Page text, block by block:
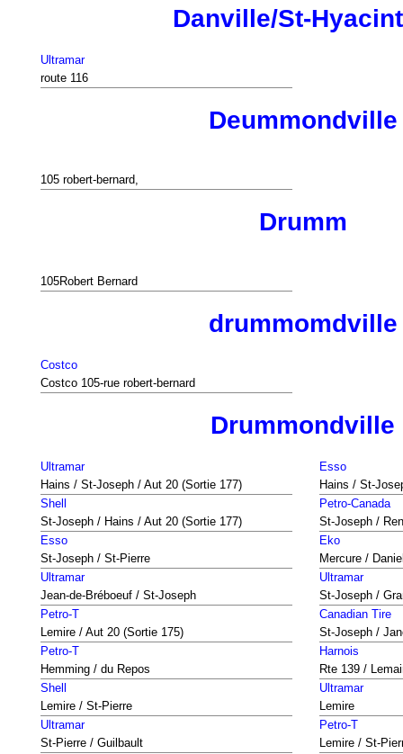
Danville/St-
Ultramar
route 116
Deummondville
105 robert-bernard,
Drumm
105Robert Bernard
drummomdville
Costco
Costco 105-rue robert-bernard
Drummondville
Ultramar
Hains / St-Joseph / Aut 20 (Sortie 177)
Esso
Hains / St-
Shell
St-Joseph / Hains / Aut 20 (Sortie 177)
Petro-Canada
St-Joseph /
Esso
St-Joseph / St-Pierre
Eko
Mercure /
Ultramar
Jean-de-Bréboeuf / St-Joseph
Ultramar
St-Joseph /
Petro-T
Lemire / Aut 20 (Sortie 175)
Canadian Tire
St-Joseph /
Petro-T
Hemming / du Repos
Harnois
Rte 139 /
Shell
Lemire / St-Pierre
Ultramar
Lemire
Ultramar
St-Pierre / Guilbault
Petro-T
Lemire / St-